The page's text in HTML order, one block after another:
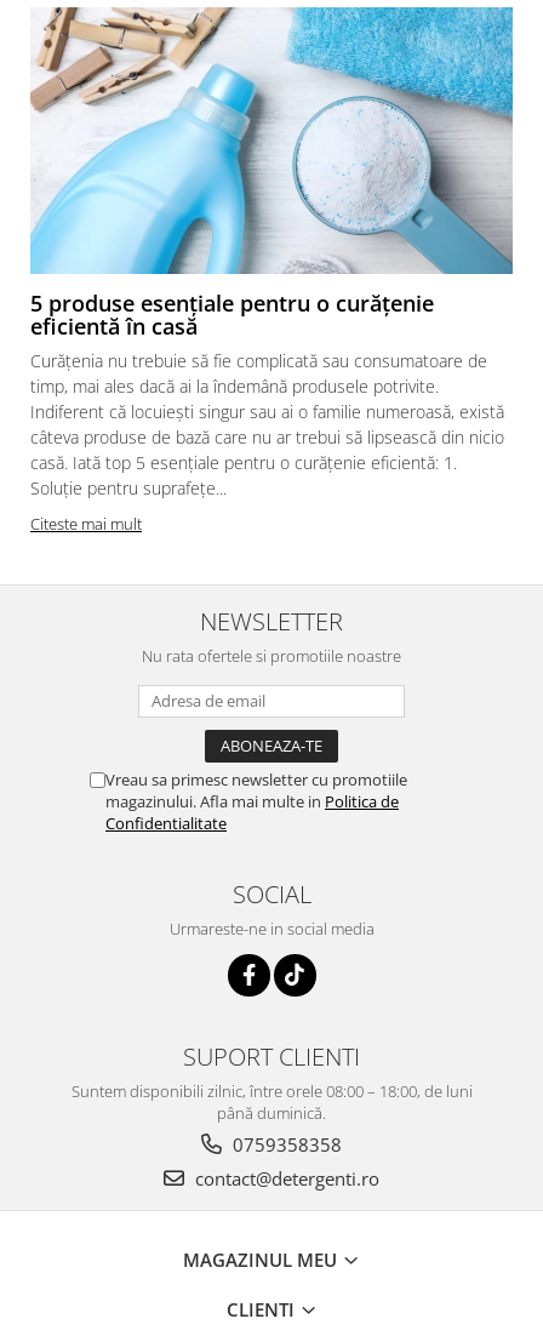
5 produse esențiale pentru o curățenie
eficientă în casă
Curățenia nu trebuie să fie complicată sau consumatoare de
timp, mai ales dacă ai la îndemână produsele potrivite.
Indiferent că locuiești singur sau ai o familie numeroasă, există
câteva produse de bază care nu ar trebui să lipsească din nicio
casă. Iată top 5 esențiale pentru o curățenie eficientă: 1.
Soluție pentru suprafețe...
Citeste mai mult
NEWSLETTER
Nu rata ofertele si promotiile noastre
Vreau sa primesc newsletter cu promotiile
magazinului. Afla mai multe in Politica de
Confidentialitate
SOCIAL
Urmareste-ne in social media
SUPORT CLIENTI
Suntem disponibili zilnic, între orele 08:00 – 18:00, de luni
până duminică.
0759358358
contact@detergenti.ro
MAGAZINUL MEU
CLIENTI